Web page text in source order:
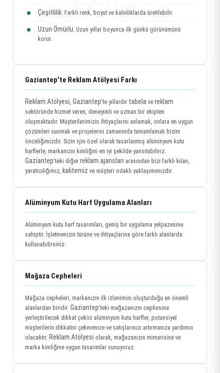
Çeşitlilik: Farklı renk, boyut ve kalınlıklarda üretilebilir.
Uzun Ömürlü: Uzun yıllar boyunca ilk günkü görünümünü
korur.
Gaziantep'te Reklam Atölyesi Farkı
Reklam Atölyesi, Gaziantep'te yıllardır tabela ve reklam
sektöründe hizmet veren, deneyimli ve uzman bir ekipten
oluşmaktadır. Müşterilerimizin ihtiyaçlarını anlamak, onlara en uygun
çözümleri sunmak ve projelerini zamanında tamamlamak bizim
önceliğimizdir. Sizin için özel olarak tasarlanmış alüminyum kutu
harflerle, markanızın kimliğini en iyi şekilde yansıtabiliriz.
Gaziantep'teki diğer reklam ajansları arasından bizi farklı kılan,
yaratıcılığımız, kalitemiz ve müşteri odaklı yaklaşımımızdır.
Alüminyum Kutu Harf Uygulama Alanları
Alüminyum kutu harf tasarımları, geniş bir uygulama yelpazesine
sahiptir. İşletmenizin türüne ve ihtiyaçlarına göre farklı alanlarda
kullanabilirsiniz:
Mağaza Cepheleri
Mağaza cepheleri, markanızın ilk izlenimini oluşturduğu en önemli
alanlardan biridir. Gaziantep'teki mağazanızın cephesine
yerleştirilecek dikkat çekici alüminyum kutu harfler, potansiyel
müşterilerin dikkatini çekmenize ve satışlarınızı artırmanıza yardımcı
olacaktır. Reklam Atölyesi olarak, mağazanızın mimarisine ve
marka kimliğine uygun tasarımlar sunuyoruz.